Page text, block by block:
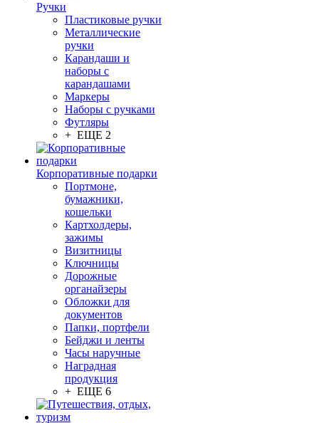
Ручки
Пластиковые ручки
Металлические
ручки
Карандаши и
наборы с
карандашами
Маркеры
Наборы с ручками
Футляры
+ ЕЩЕ 2
Корпоративные подарки
Портмоне,
бумажники,
кошельки
Картхолдеры,
зажимы
Визитницы
Ключницы
Дорожные
органайзеры
Обложки для
документов
Папки, портфели
Бейджи и ленты
Часы наручные
Наградная
продукция
+ ЕЩЕ 6